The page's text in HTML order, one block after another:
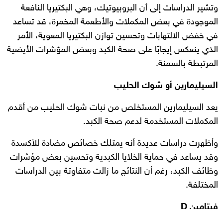
وتشير الدراسات إلى أن البروبيوتيك، وهي البكتيريا النافعة
الموجودة في بعض المكملات والأطعمة المخمرة، قد تساعد
في خفض الالتهابات وتحسين توازن البكتيريا المعوية، الأمر
الذي ينعكس إيجابًا على صحة الكبد وبعض المؤشرات الأيضية
المرتبطة بالسمنة.
السيليمارين أو شوك الحليب
يعد السيليمارين المستخلص من نبات شوك الحليب من أقدم
المكملات المستخدمة لدعم صحة الكبد.
وأظهرت دراسات عديدة أنه يمتلك خصائص مضادة للأكسدة
وقد يساعد في حماية الخلايا الكبدية وتحسين بعض مؤشرات
وظائف الكبد، رغم أن النتائج ما زالت متفاوتة بين الدراسات
المختلفة.